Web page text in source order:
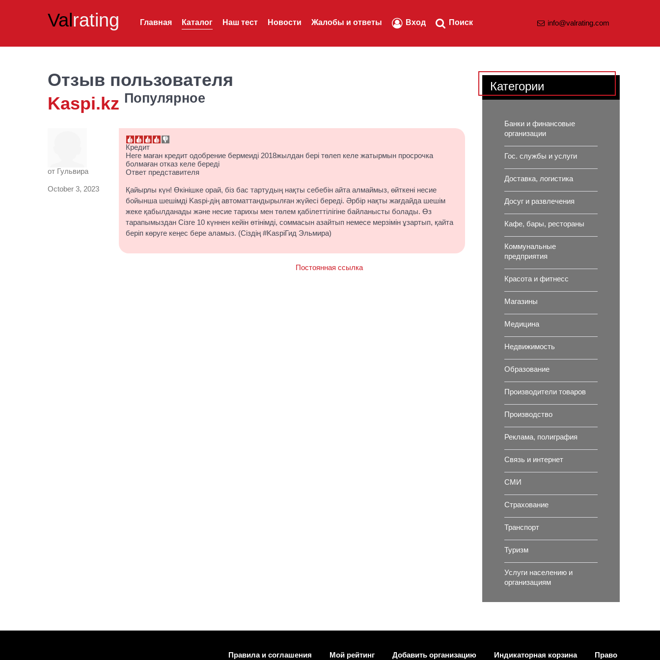
Valrating Главная Каталог Наш тест Новости Жалобы и ответы Вход Поиск info@valrating.com
Отзыв пользователя
Kaspi.kz Популярное
от Гульвира
October 3, 2023
Кредит
Неге маған кредит одобрение бермеиді 2018жылдан бері төлеп келе жатырмын просрочка
болмаған отказ келе береді
Ответ представителя
Қайырлы күн! Өкінішке орай, біз бас тартудың нақты себебін айта алмаймыз, өйткені несие
бойынша шешімді Kaspi-дің автоматтандырылған жүйесі береді. Әрбір нақты жағдайда шешім
жеке қабылданады және несие тарихы мен төлем қабілеттілігіне байланысты болады. Өз
тарапымыздан Сізге 10 күннен кейін өтінімді, соммасын азайтып немесе мерзімін ұзартып, қайта
беріп көруге кеңес бере аламыз. (Сіздің #KaspiГид Эльмира)
Постоянная ссылка
Категории
Банки и финансовые
организации
Гос. службы и услуги
Доставка, логистика
Досуг и развлечения
Кафе, бары, рестораны
Коммунальные
предприятия
Красота и фитнесс
Магазины
Медицина
Недвижимость
Образование
Производители товаров
Производство
Реклама, полиграфия
Связь и интернет
СМИ
Страхование
Транспорт
Туризм
Услуги населению и
организациям
Правила и соглашения Мой рейтинг Добавить организацию Индикаторная корзина Право